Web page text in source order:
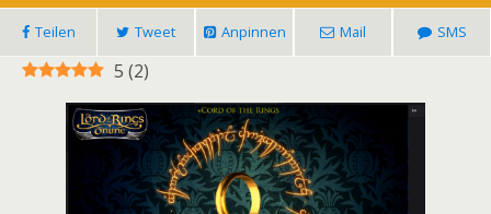
Teilen Tweet Anpinnen Mail SMS
5 (2)